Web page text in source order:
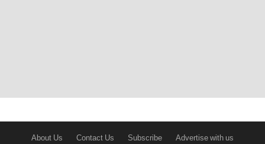
About Us Contact Us Subscribe
Advertise with us